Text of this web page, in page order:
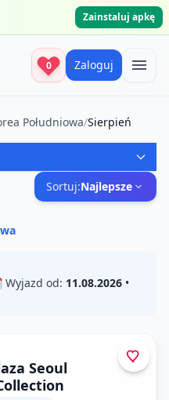
Zainstaluj apkę
0 Zaloguj
Południowa/Sierpień
Sortuj:Najlepsze
Wyjazd od: 11.08.2026 •
Seoul